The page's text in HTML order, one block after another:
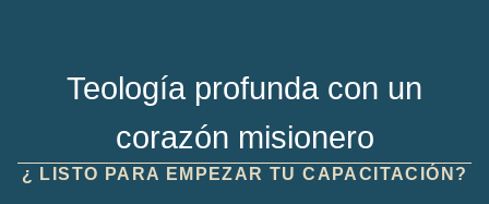
Teología profunda con un
corazón misionero
¿ LISTO PARA EMPEZAR TU CAPACITACIÓN?